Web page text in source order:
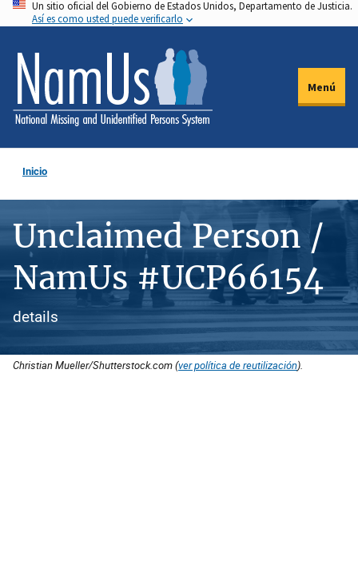
Pasar
al
contenido
principal
Un sitio oficial del Gobierno de Estados Unidos, Departamento de Justicia.
Así es como usted puede verificarlo
Menú
Inicio
Unclaimed Person /
NamUs #UCP66154
details
Christian Mueller/Shutterstock.com (ver política de reutilización).